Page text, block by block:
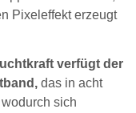
Pixeleffekt erzeugt
verfügt der
das in acht
sich